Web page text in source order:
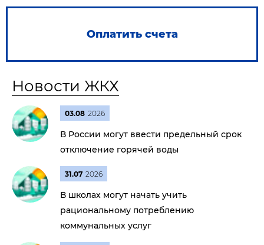
Оплатить счета
Новости ЖКХ
03.08 2026
В России могут ввести предельный срок
отключение горячей воды
31.07 2026
В школах могут начать учить
рациональному потреблению
коммунальных услуг